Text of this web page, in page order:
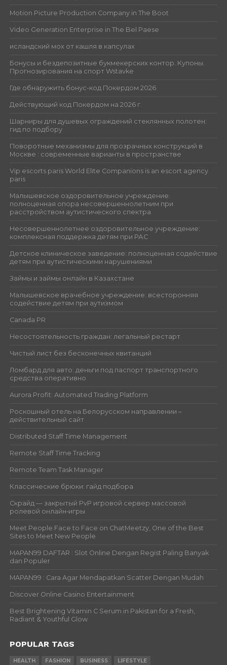
Motion Picture Production Company in The Boot
Video Generation Enterprise in The Bel Paese
исландский мох от кашля в капсулах
Бонусы и бездепозитные букмекерских контор. Купоны.
Прогнозирования на спорт Wstavke
Где обнаружить бонус-код Покердом 2026
Действующий код Покердом на 2026 г.
Шарниры для душевых ограждений стеклянных полотен:
гид по подбору
Поворотные механизмы для прозрачных конструкций в
Москве : современные варианты в пространстве
Vip escorts paris World Elite Companions is an escort agency
paris
Малышевское оздоровительное учреждение:
полноценная опора несовершеннолетним при
расстройством аутистического спектра
Несовершеннолетнее оздоровительное учреждение:
комплексная поддержка детям при РАС
Детское клиническое заведение: полноценная содействие
детям при аутистическими нарушениями
Займы и займы онлайн в Казахстане
Малышевское врачебное учреждение: всесторонняя
содействие детям при аутизмом
Canada PR
Несостоятельность граждан: легальный рестарт
Чистый лист без бесконечных квитанций
Ломбард для авто: деньги под паспорт транспортного
средства оперативно
Aurora Profit: Automated Trading Platform
Роскошный отель на Белорусском направлении –
действительный сайт
Distributed Staff Time Management
Remote Staff Time Tracking
Remote Team Task Manager
Классические брюки: гайд подбора
Скрайд — закрытый PvP игровой сервер массовой
ролевой онлайн‑игры
Meet People Face to Face on ChatMeetzy, One of the Best
Sites to Meet New People
MAPAN99 DAFTAR : Slot Online Dengan Regist Paling Banyak
dan Populer
MAPAN99 : Cara Agar Mendapatkan Scatter Dengan Mudah
Discover Online Casino Entertainment
Best Brightening Vitamin C Serum in Pakistan for a Fresh,
Radiant & Youthful Glow
POPULAR TAGS
HEALTH FASHION BUSINESS LIFESTYLE